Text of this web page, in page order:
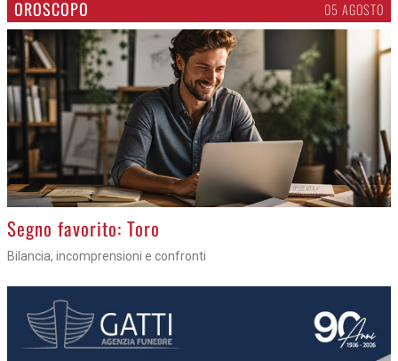
OROSCOPO 05 AGOSTO
>
Segno favorito: Toro
Bilancia, incomprensioni e confronti